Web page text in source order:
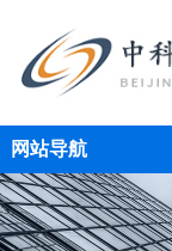
网站导航